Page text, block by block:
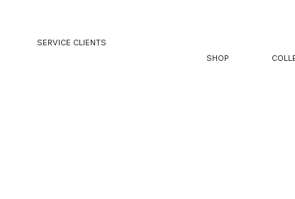
SERVICE CLIENTS
SHOP